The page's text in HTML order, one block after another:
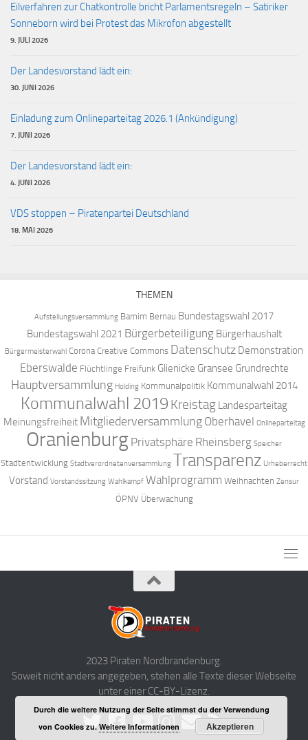
Eilverfahren zur Chatkontrolle bricht Parlamentsregeln – Satiriker
Sonneborn wird bei Protest das Mikrofon abgestellt
9. JULI 2026
Der Landesvorstand lädt ein:
30. JUNI 2026
Einladung zum Onlineparteitag 2026.1 (Ankündigung)
7. JUNI 2026
Der Landesvorstand lädt ein:
4. JUNI 2026
VDS stoppen – Piratenpartei Deutschland
18. MAI 2026
THEMEN
Aufstellungsversammlung Barnim Bernau Bundestagswahl 2017
Bundestagswahl 2021 Bürgerbeteiligung Bürgerhaushalt
Bürgermeisterwahl Corona Creative Commons Datenschutz Demonstration
Eberswalde Flüchtlinge Freifunk Glienicke Gransee Grundrechte
Hauptversammlung Holding Kommunalpolitik Kommunalwahl 2014
Kommunalwahl 2019 Kreistag Landesparteitag
Meinungsfreiheit Mitgliederversammlung Oberhavel Onlineparteitag
Oranienburg Privatsphäre Rheinsberg Speicher
Stadtentwicklung Stadtverordnetenversammlung Transparenz Urheberrecht
Vorstand Vorstandssitzung Wahlkampf Wahlprogramm Weihnachten Zensur
ÖPNV Überwachung
2023 Piraten Nordbrandenburg.
Soweit nicht anders angegeben, stehen alle Texte dieser Webseite
unter einer CC-BY-Lizenz.
Durch die weitere Nutzung der Seite stimmst du der Verwendung
von Cookies zu.Weitere Informationen Akzeptieren